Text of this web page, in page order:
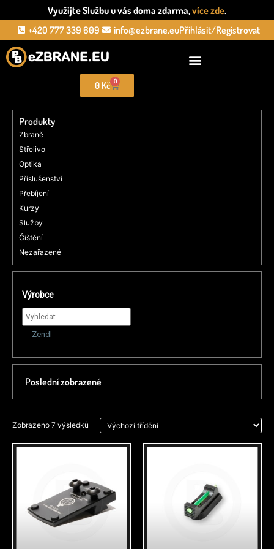
Využijte Službu u vás doma zdarma,více zde.
+420 777 339 609
info@ezbrane.euPřihlásit/Registrovat
0 Kč 0
Produkty
Zbraně
Střelivo
Optika
Příslušenství
Přebíjení
Kurzy
Služby
Čištění
Nezařazené
Výrobce
Zendl
Poslední zobrazené
Zobrazeno 7 výsledků